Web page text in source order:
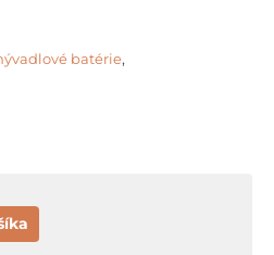
batérie,